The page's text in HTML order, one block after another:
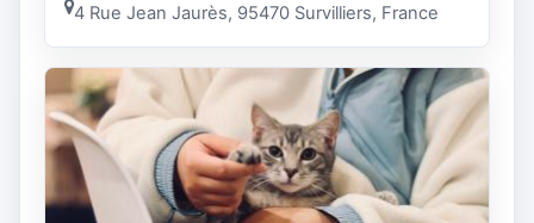
4 Rue Jean Jaurès, 95470 Survilliers, France